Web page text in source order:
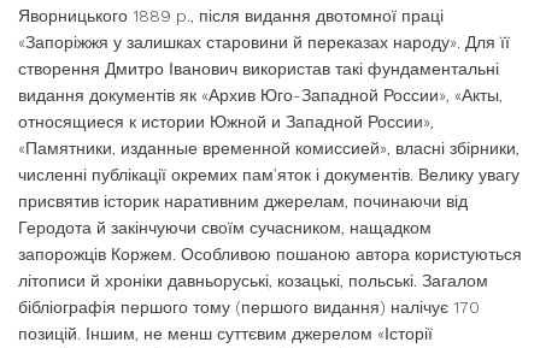
Яворницького 1889 p., після видання двотомної праці
«Запоріжжя у залишках старовини й переказах народу». Для її
створення Дмитро Іванович використав такі фундаментальні
видання документів як «Архив Юго-Западной России», «Акты,
относящиеся к истории Южной и Западной России»,
«Памятники, изданные временной комиссией», власні збірники,
численні публікації окремих пам’яток і документів. Велику увагу
присвятив історик наративним джерелам, починаючи від
Геродота й закінчуючи своїм сучасником, нащадком
запорожців Коржем. Особливою пошаною автора користуються
літописи й хроніки давньоруські, козацькі, польські. Загалом
бібліографія першого тому (першого видання) налічує 170
позицій. Іншим, не менш суттєвим джерелом «Історії